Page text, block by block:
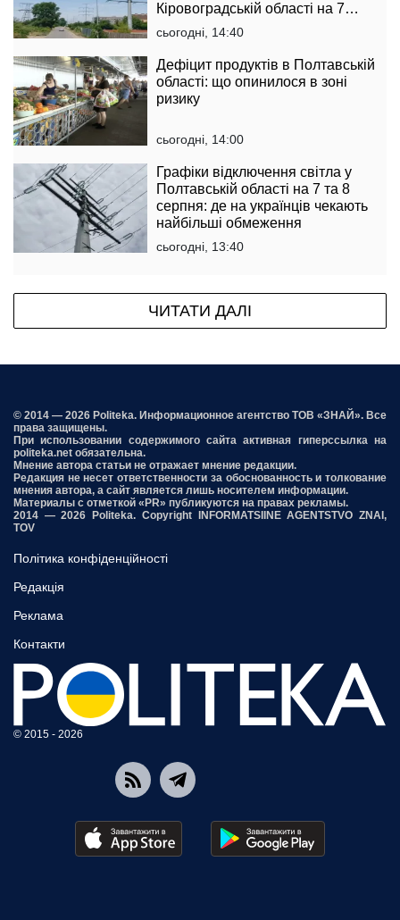
Кіровоградській області на 7
серпня
сьогодні, 14:40
Дефіцит продуктів в Полтавській
області: що опинилося в зоні
ризику
сьогодні, 14:00
Графіки відключення світла у
Полтавській області на 7 та 8
серпня: де на українців чекають
найбільші обмеження
сьогодні, 13:40
ЧИТАТИ ДАЛІ
© 2014 — 2026 Politeka. Информационное агентство ТОВ «ЗНАЙ». Все
права защищены.
При использовании содержимого сайта активная гиперссылка на
politeka.net обязательна.
Мнение автора статьи не отражает мнение редакции.
Редакция не несет ответственности за обоснованность и толкование
мнения автора, а сайт является лишь носителем информации.
Материалы с отметкой «PR» публикуются на правах рекламы.
2014 — 2026 Politeka. Copyright INFORMATSIINE AGENTSTVO ZNAI,
TOV
Політика конфіденційності
Редакція
Реклама
Контакти
© 2015 - 2026